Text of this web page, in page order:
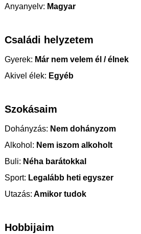
Anyanyelv: Magyar
Családi helyzetem
Gyerek: Már nem velem él / élnek
Akivel élek: Egyéb
Szokásaim
Dohányzás: Nem dohányzom
Alkohol: Nem iszom alkoholt
Buli: Néha barátokkal
Sport: Legalább heti egyszer
Utazás: Amikor tudok
Hobbijaim